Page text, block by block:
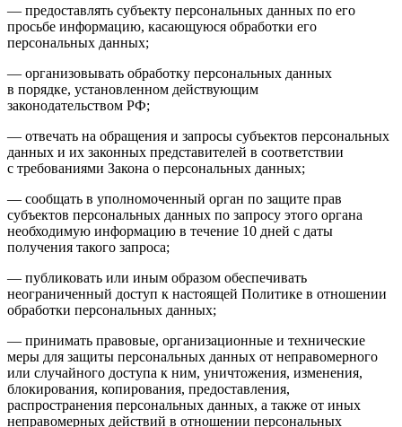
— предоставлять субъекту персональных данных по его
просьбе информацию, касающуюся обработки его
персональных данных;
— организовывать обработку персональных данных
в порядке, установленном действующим
законодательством РФ;
— отвечать на обращения и запросы субъектов персональных
данных и их законных представителей в соответствии
с требованиями Закона о персональных данных;
— сообщать в уполномоченный орган по защите прав
субъектов персональных данных по запросу этого органа
необходимую информацию в течение 10 дней с даты
получения такого запроса;
— публиковать или иным образом обеспечивать
неограниченный доступ к настоящей Политике в отношении
обработки персональных данных;
— принимать правовые, организационные и технические
меры для защиты персональных данных от неправомерного
или случайного доступа к ним, уничтожения, изменения,
блокирования, копирования, предоставления,
распространения персональных данных, а также от иных
неправомерных действий в отношении персональных